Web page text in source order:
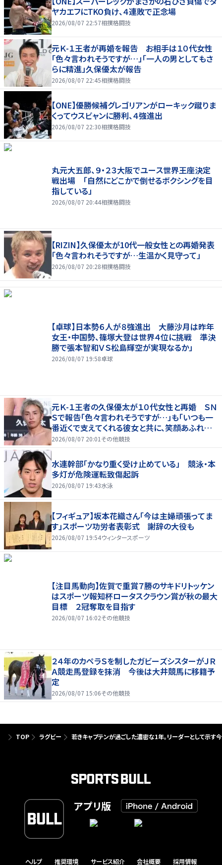
ヤカエフにTKO負け、４連敗で正念場
2026/08/07 22:57相撲格闘技
元Ｋ-１王者が再婚を報告 お相手は１０代女性
「色々言われそうですが…」「一人の男としてもさ
らに精進」久保優太が報告
2026/08/07 22:45相撲格闘技
【ONE】優勝候補グレゴリアンがローキック蹴りま
くってウスビャンに勝利、４強進出
2026/08/07 22:30相撲格闘技
丸元大五郎、９・２３大阪でユース世界王座決定
戦出場 「自然にどこかで倒せるボクシングを目
指している」
2026/08/07 20:44相撲格闘技
【RIZIN】久保優太が10代一般女性との再婚発表
「色々言われそうですが…生温かく見守って」
2026/08/07 20:28相撲格闘技
【卓球】日本勢６人が８強進出 大藤沙月は昨年
女王・中国勢、篠塚大登は世界４位に挑戦 準決
勝で張本智和ＶＳ松島輝空が実現なるか」
2026/08/07 19:58卓球
元Ｋ-１王者の久保優太が１０代女性と再婚 ＳＮ
Ｓで報告「色々言われそうですが…」も「いつも一
番近くで支えてくれる彼女と共に、笑顔あふれる
家庭を築いていきたい」
2026/08/07 20:01 その他競技
水連幹部「かなり重く受け止めている」 競泳・本
多灯が危険運転致傷起訴
2026/08/07 19:43水泳
【フィギュア】坂本花織さん「今は主婦頑張ってま
す」スポーツ功労者表彰式 謝辞の大役も
2026/08/07 19:54ウィンタースポーツ
【注目馬動向】佐賀で重賞７勝のサキドリトッケン
はスポーツ報知杯ロータスクラウン賞が秋の最大
目標 ２冠奪取を目指す
2026/08/07 16:02その他競技
２４年のカペラＳを制したガビーズシスターがＪＲ
Ａ競走馬登録を抹消 今後は大井競馬に移籍予
定
2026/08/07 15:06その他競技
TOP ラグビー 若きキャプテンが過ごした濃密な1年。リーダーとして示す
アプリ版
ヘルプ 推奨環境 サービス紹介 会社概要 採用情報